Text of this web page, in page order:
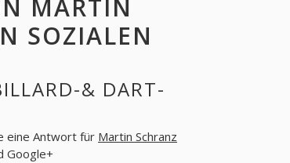
MARTIN
SOZIALEN
& DART-
eine Antwort für Martin Schranz
Google+